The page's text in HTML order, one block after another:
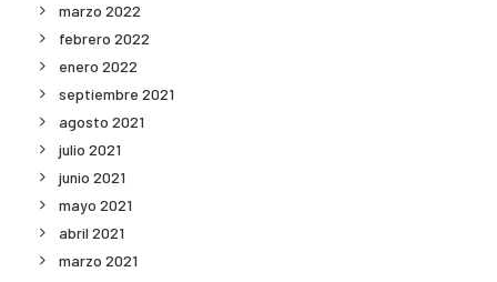
marzo 2022
febrero 2022
enero 2022
septiembre 2021
agosto 2021
julio 2021
junio 2021
mayo 2021
abril 2021
marzo 2021